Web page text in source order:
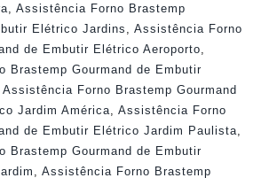
Assistência Forno Brastemp
Elétrico Jardins
Assistência Forno
de Embutir Elétrico Aeroporto
Brastemp Gourmand de Embutir
Assistência Forno Brastemp Gourmand
Jardim América
Assistência Forno
de Embutir Elétrico Jardim Paulista
Brastemp Gourmand de Embutir
Assistência Forno Brastemp